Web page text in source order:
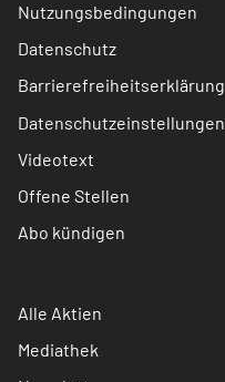
Nutzungsbedingungen
Datenschutz
Barrierefreiheitserklärung
Datenschutzeinstellungen
Videotext
Offene Stellen
Abo kündigen
Alle Aktien
Mediathek